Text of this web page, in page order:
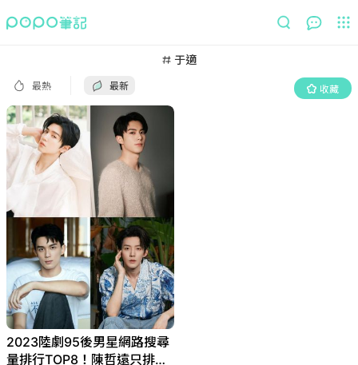
于適
最熱 最新 收藏
收藏
2023陸劇95後男星網路搜尋
量排行TOP8！陳哲遠只排第